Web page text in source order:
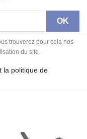
trouverez pour cela nos
du site.
la politique de